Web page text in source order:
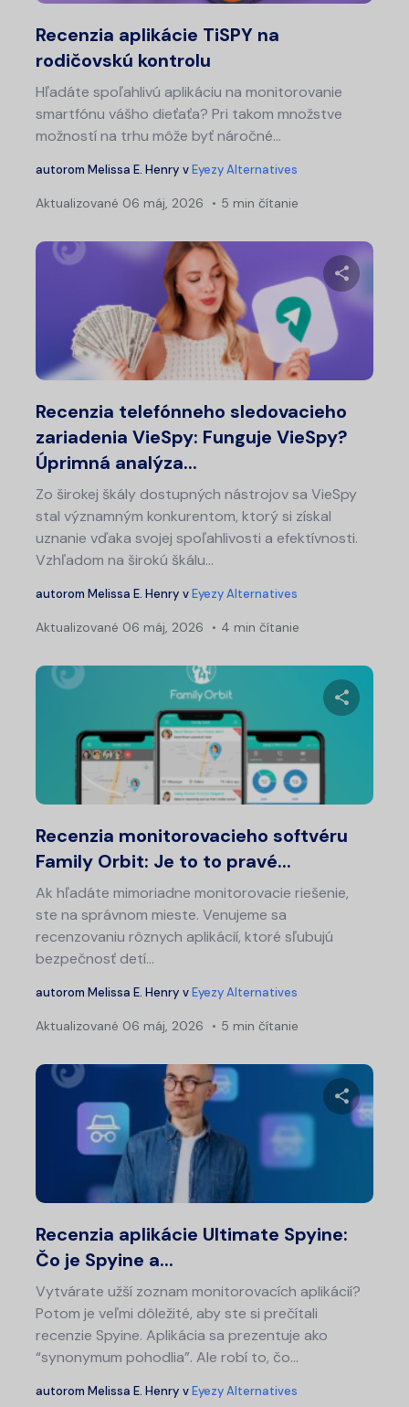
Recenzia aplikácie TiSPY na
rodičovskú kontrolu
Hľadáte spoľahlivú aplikáciu na monitorovanie
smartfónu vášho dieťaťa? Pri takom množstve
možností na trhu môže byť náročné...
autorom Melissa E. Henry vEyezy Alternatives
Aktualizované 06 máj, 2026 5 min čítanie
Recenzia telefónneho sledovacieho
zariadenia VieSpy: Funguje VieSpy?
Úprimná analýza...
Zo širokej škály dostupných nástrojov sa VieSpy
stal významným konkurentom, ktorý si získal
uznanie vďaka svojej spoľahlivosti a efektívnosti.
Vzhľadom na širokú škálu...
autorom Melissa E. Henry vEyezy Alternatives
Aktualizované 06 máj, 2026 4 min čítanie
Recenzia monitorovacieho softvéru
Family Orbit: Je to to pravé...
Ak hľadáte mimoriadne monitorovacie riešenie,
ste na správnom mieste. Venujeme sa
recenzovaniu rôznych aplikácií, ktoré sľubujú
bezpečnosť detí...
autorom Melissa E. Henry vEyezy Alternatives
Aktualizované 06 máj, 2026 5 min čítanie
Recenzia aplikácie Ultimate Spyine:
Čo je Spyine a...
Vytvárate užší zoznam monitorovacích aplikácií?
Potom je veľmi dôležité, aby ste si prečítali
recenzie Spyine. Aplikácia sa prezentuje ako
“synonymum pohodlia”. Ale robí to, čo...
autorom Melissa E. Henry vEyezy Alternatives
v